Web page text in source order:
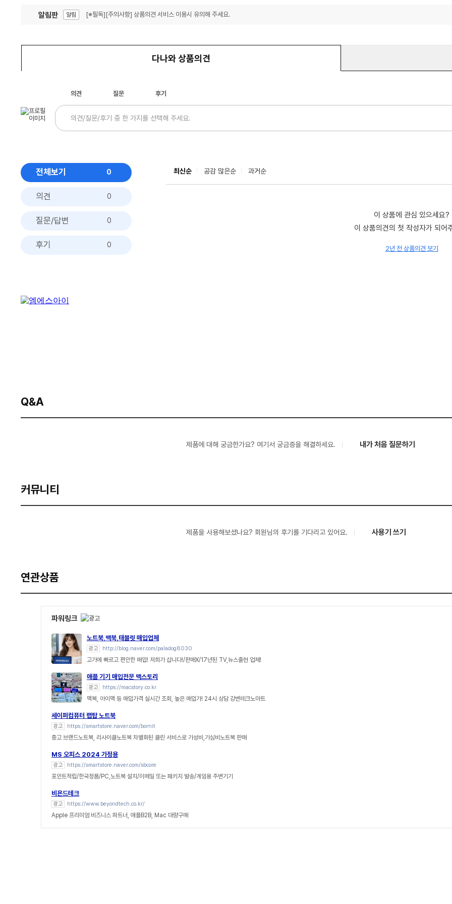
알림판 알림 [※필독][주의사항] 상품의견 서비스 이용시 유의해 주세요.
다나와 상품의견
의견 질문 후기
전체보기 0
의견 0
질문/답변 0
후기 0
최신순 공감 많은순 과거순
이 상품에 관심 있으세요?
이 상품의견의 첫 작성자가 되어
2년 전 상품의견 보기
Q&A
제품에 대해 궁금한가요? 여기서 궁금증을 해결하세요. 내가 처음 질문하기
커뮤니티
제품을 사용해보셨나요? 회원님의 후기를 기다리고 있어요. 사용기 쓰기
연관상품
파워링크
노트북,맥북,태블릿 매입업체
광고 http://blog.naver.com/paladog8030
고가에 빠르고 편안한 매입! 저희가 삽니다!/판매X/17년된 TV,뉴스출현 업체!
애플 기기 매입전문 맥스토리
광고 https://macstory.co.kr
맥북, 아이맥 등 매입가격 실시간 조회, 높은 매입가! 24시 상담 강변테크노마트
세이퍼컴퓨터 랩탑 노트북
광고 https://smartstore.naver.com/bornit
중고 브랜드노트북, 리사이클노트북 차별화된 클린 서비스로 가성비,가심비노트북 판매
MS 오피스 2024 가정용
광고 https://smartstore.naver.com/sbcore
포인트적립/한국정품/PC,노트북 설치/이메일 또는 패키지 발송/게임용 주변기기
비욘드테크
광고 https://www.beyondtech.co.kr/
Apple 프리미엄 비즈니스 파트너, 애플B2B, Mac 대량구매